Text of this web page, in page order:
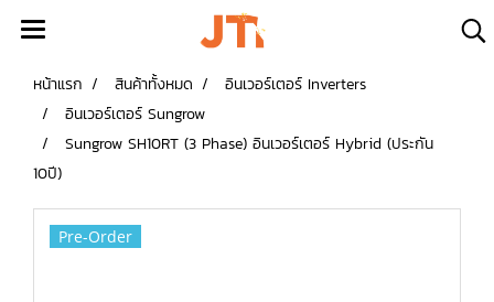
หน้าแรก สินค้าทั้งหมด
อินเวอร์เตอร์ Inverters
อินเวอร์เตอร์ Sungrow
Sungrow SH10RT (3 Phase) อินเวอร์เตอร์ Hybrid (ประกัน
10ปี)
Pre-Order